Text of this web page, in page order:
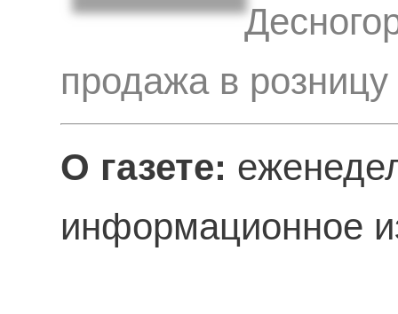
продажа в розницу
О газете:
информационное